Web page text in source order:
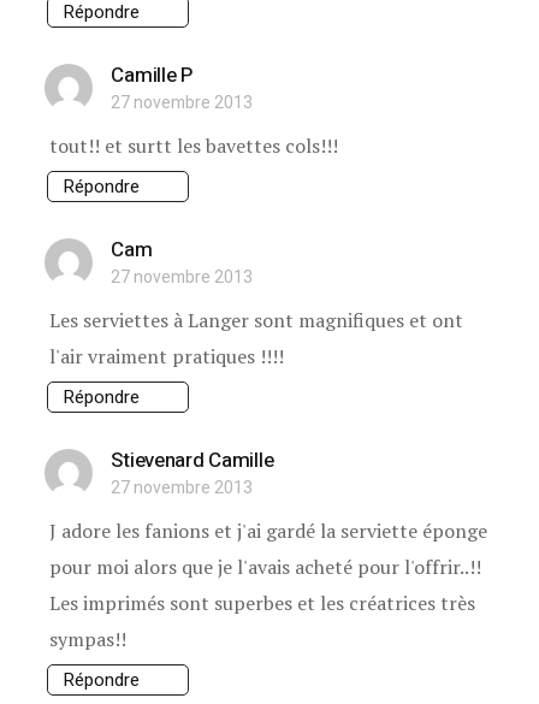
Répondre
Camille P
27 novembre 2013
tout!! et surtt les bavettes cols!!!
Répondre
Cam
27 novembre 2013
Les serviettes à Langer sont magnifiques et ont
l'air vraiment pratiques !!!!
Répondre
Stievenard Camille
27 novembre 2013
J adore les fanions et j'ai gardé la serviette éponge
pour moi alors que je l'avais acheté pour l'offrir..!!
Les imprimés sont superbes et les créatrices très
sympas!!
Répondre